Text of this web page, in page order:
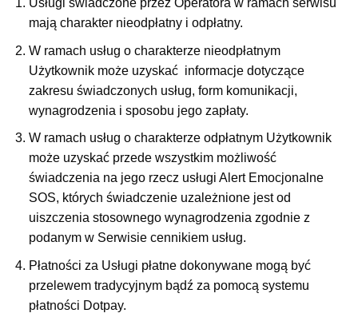
Usługi świadczone przez Operatora w ramach serwisu
mają charakter nieodpłatny i odpłatny.
W ramach usług o charakterze nieodpłatnym
Użytkownik może uzyskać informacje dotyczące
zakresu świadczonych usług, form komunikacji,
wynagrodzenia i sposobu jego zapłaty.
W ramach usług o charakterze odpłatnym Użytkownik
może uzyskać przede wszystkim możliwość
świadczenia na jego rzecz usługi Alert Emocjonalne
SOS, których świadczenie uzależnione jest od
uiszczenia stosownego wynagrodzenia zgodnie z
podanym w Serwisie cennikiem usług.
Płatności za Usługi płatne dokonywane mogą być
przelewem tradycyjnym bądź za pomocą systemu
płatności Dotpay.